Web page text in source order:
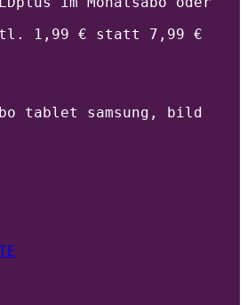
1,99 € statt 7,99 €
tablet samsung, bild